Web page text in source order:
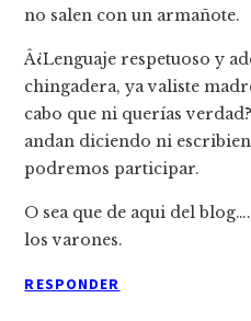
no salen con un armañote.
Â¿Lenguaje respetuoso y
chingadera, ya valiste
cabo que ni querí­as
andan diciendo ni
podremos participar.
O sea que de aqui del
los varones.
RESPONDER